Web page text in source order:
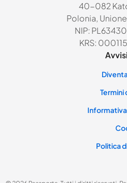
40-082
Polonia,
NIP:
KRS:
Termini
Politica